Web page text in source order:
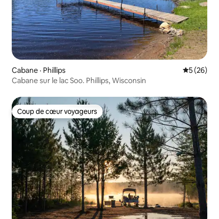
Cabane · Phillips Note
5 (26)
Cabane sur le lac Soo. Phillips, Wisconsin
Coup de cœur voyageurs
Coup de cœur voyageurs